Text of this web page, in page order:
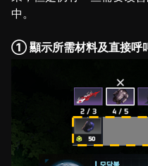
中。
① 顯示所需材料及直接呼